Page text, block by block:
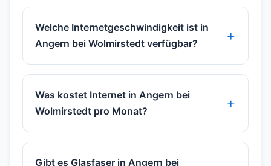
Welche Internetgeschwindigkeit ist in
Angern bei Wolmirstedt verfügbar?
Was kostet Internet in Angern bei
Wolmirstedt pro Monat?
Gibt es Glasfaser in Angern bei